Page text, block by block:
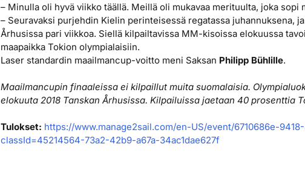
– Minulla oli hyvä viikko täällä. Meillä oli mukavaa merituulta, joka sopi
– Seuravaksi purjehdin Kielin perinteisessä regatassa juhannuksena,
Århusissa pari viikkoa. Siellä kilpailtavissa MM-kisoissa elokuussa
maapaikka Tokion olympialaisiin.
Laser standardin maailmancup-voitto meni Saksan Philipp Bühlille.
Maailmancupin finaaleissa ei kilpaillut muita suomalaisia.
elokuuta 2018 Tanskan Århusissa. Kilpailuissa jaetaan 40 prosenttia
Tulokset: https://www.manage2sail.com/en-US/event/6710686e-9418-
classId=45214564-73a2-42b9-a67a-34ac1dae627f